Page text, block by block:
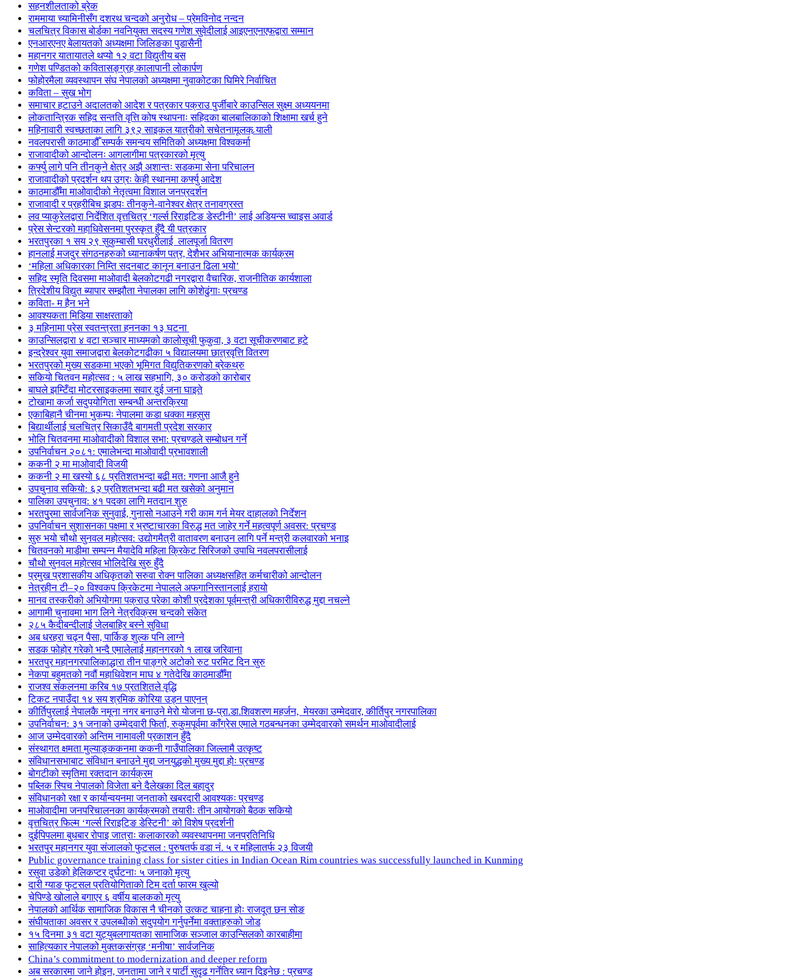
सहनशीलताको ब्रेक
राममाया च्यामिनीसँग दशरथ चन्दको अनुरोध – प्रेमविनोद नन्दन
चलचित्र विकास बोर्डका नवनियुक्त सदस्य गणेश सुवेदीलाई आइएनएनएफद्वारा सम्मान
एनआरएनए बेलायतको अध्यक्षमा जिलिङका पुडासैनी
महानगर यातायातले थप्यो १२ वटा विद्युतीय बस
गणेश पण्डितको कवितासङ्ग्रह कालापानी लोकार्पण
फोहोरमैला व्यवस्थापन संघ नेपालको अध्यक्षमा नुवाकोटका घिमिरे निर्वाचित
कविता – सुख भोग
समाचार हटाउने अदालतको आदेश र पत्रकार पक्राउ पुर्जीबारे काउन्सिल सुक्ष्म अध्ययनमा
लोकतान्त्रिक सहिद सन्तति वृत्ति कोष स्थापनाः सहिदका बालबालिकाको शिक्षामा खर्च हुने
महिनावारी स्वच्छताका लागि ३९२ साइकल यात्रीको सचेतनामूलक र्‍याली
नवलपरासी काठमाडौँ सम्पर्क समन्वय समितिको अध्यक्षमा विश्वकर्मा
राजावादीको आन्दोलनः आगलागीमा पत्रकारको मृत्यु
कर्फ्यु लागे पनि तीनकुने क्षेत्र अझै अशान्तः सडकमा सेना परिचालन
राजावादीको प्रदर्शन थप उग्रः केही स्थानमा कर्फ्यु आदेश
काठमाडौँमा माओवादीको नेतृत्वमा विशाल जनप्रदर्शन
राजावादी र प्रहरीबिच झडपः तीनकुने-वानेश्वर क्षेत्र तनावग्रस्त
लव प्याकुरेलद्वारा निर्देशित वृत्तचित्र ‘गर्ल्स रिराइटिङ डेस्टीनी’ लाई अडियन्स च्वाइस अवार्ड
प्रेस सेन्टरको महाधिवेसनमा पुरस्कृत हुँदै यी पत्रकार
भरतपुरका १ सय २९ सुकुम्बासी घरधुरीलाई लालपूर्जा वितरण
हानलाई मजदुर संगठनहरुको ध्यानाकर्षण पत्र, देशैभर अभियानात्मक कार्यक्रम
‘महिला अधिकारका निम्ति सदनबाट कानून बनाउन ढिला भयो’
सहिद स्मृति दिवसमा माओवादी बेलकोटगढी नगरद्वारा वैचारिक, राजनीतिक कार्यशाला
त्रिदेशीय विद्युत ब्यापार सम्झौता नेपालका लागि कोशेढुंगाः प्रचण्ड
कविता- म हैन भने
आवश्यकता मिडिया साक्षरताको
३ महिनामा प्रेस स्वतन्त्रता हननका १३ घटना
काउन्सिलद्वारा ४ वटा सञ्चार माध्यमको कालोसूची फुकुवा, ३ वटा सूचीकरणबाट हटे
इन्द्रेश्वर युवा समाजद्वारा बेलकोटगढीका ५ विद्यालयमा छात्रवृत्ति वितरण
भरतपुरको मुख्य सडकमा भएको भूमिगत विद्युतिकरणको ब्रेकथ्रु
सकियो चितवन महोत्सव : ५ लाख सहभागि, ३० करोडको कारोबार
बाघले झम्टिँदा मोटरसाइकलमा सवार दुई जना घाइते
टोखामा कर्जा सदुपयोगिता सम्बन्धी अन्तरक्रिया
एकाबिहानै चीनमा भुकम्पः नेपालमा कडा धक्का महसुस
बिद्यार्थीलाई चलचित्र सिकाउँदै बागमती प्रदेश सरकार
भोलि चितवनमा माओवादीको विशाल सभा: प्रचण्डले सम्बोधन गर्ने
उपनिर्वाचन २०८१: एमालेभन्दा माओवादी प्रभावशाली
ककनी २ मा माओवादी विजयी
ककनी २ मा खस्यो ६८ प्रतिशतभन्दा बढी मत: गणना आजै हुने
उपचुनाव सकियो: ६२ प्रतिशतभन्दा बढी मत खसेको अनुमान
पालिका उपचुनाव: ४१ पदका लागि मतदान शुरु
भरतपुुरमा सार्वजनिक सुनुवाई, गुनासो नआउने गरी काम गर्न मेयर दाहालको निर्देशन
उपनिर्वाचन सुशासनका पक्षमा र भ्रष्टाचारका विरुद्ध मत जाहेर गर्ने महत्वपूर्ण अवसर: प्रचण्ड
सुरु भयो चौथो सुनवल महोत्सव: उद्योगमैत्री वातावरण बनाउन लागि पर्ने मन्त्री कलवारको भनाइ
चितवनको माडीमा सम्पन्न मैयादेवि महिला क्रिकेट सिरिजको उपाधि नवलपरासीलाई
चौथो सुनवल महोत्सव भोलिदेखि सुरु हुँदै
प्रमुख प्रशासकीय अधिकृतको सरुवा रोक्न पालिका अध्यक्षसहित कर्मचारीको आन्दोलन
नेत्रहीन टी–२० विश्वकप क्रिकेटमा नेपालले अफगानिस्तानलाई हरायो
मानव तस्करीको अभियोगमा पक्राउ परेका कोशी प्रदेशका पूर्वमन्त्री अधिकारीविरुद्ध मुद्दा नचल्ने
आगामी चुनावमा भाग लिने नेत्रविक्रम चन्दको संकेत
२८५ कैदीबन्दीलाई जेलबाहिर बस्ने सुविधा
अब धरहरा चढ्न पैसा, पार्किङ शुल्क पनि लाग्ने
सडक फोहोर गरेको भन्दै एमालेलाई महानगरको १ लाख जरिवाना
भरतपुर महानगरपालिकाद्धारा तीन पाङ्ग्रे अटोको रुट परमिट दिन सुरु
नेकपा बहुमतको नवौं महाधिवेशन माघ ४ गतेदेखि काठमाडौँमा
राजश्व संकलनमा करिब १७ प्रतशितले वृद्धि
टिकट नपाउँदा १४ सय श्रमिक कोरिया उड्न पाएनन्
कीर्तिपुरलाई नेपालकै नमूना नगर बनाउने मेरो योजना छ-प्रा.डा.शिवशरण महर्जन, मेयरका उम्मेदवार, कीर्तिपुर नगरपालिका
उपनिर्वाचन: ३१ जनाको उम्मेदवारी फिर्ता, रुकुमपूर्वमा काँग्रेस एमाले गठबन्धनका उम्मेदवारको समर्थन माओवादीलाई
आज उम्मेदवारको अन्तिम नामावली प्रकाशन हुँदै
संस्थागत क्षमता मुल्याङ्ककनमा ककनी गाउँपालिका जिल्लामै उत्कृष्ट
संविधानसभाबाट संविधान बनाउने मुद्दा जनयुद्धको मुख्य मुद्दा होः प्रचण्ड
बोगटीको स्मृतिमा रक्तदान कार्यक्रम
पब्लिक स्पिच नेपालको विजेता बने दैलेखका दिल बहादुर
संविधानको रक्षा र कार्यान्वयनमा जनताको खबरदारी आवश्यकः प्रचण्ड
माओवादीमा जनपरिचालनका कार्यक्रमको तयारीः तीन आयोगको बैठक सकियो
वृत्तचित्र फिल्म ‘गर्ल्स रिराइटिङ डेस्टिनी’ को विशेष प्रदर्शनी
दुईपिपलमा बुधबार रोपाइ जात्राः कलाकारको व्यवस्थापनमा जनप्रतिनिधि
भरतपुर महानगर युवा संजालको फुटसल : पुरुषतर्फ वडा नं. ५ र महिलातर्फ २३ विजयी
Public governance training class for sister cities in Indian Ocean Rim countries was successfully launched in Kunming
रसुवा उडेको हेलिकप्टर दुर्घटनाः ५ जनाको मृत्यु
दारी ग्याङ फुटसल प्रतियोगिताको टिम दर्ता फारम खुल्यो
चेपिण्डे खोलाले बगाएर ६ वर्षीय बालकको मृत्यु
नेपालको आर्थिक सामाजिक विकास नै चीनको उत्कट चाहना होः राजदूत छन सोङ
संघीयताका अवसर र उपलब्धीको सदुपयोग गर्नुपर्नेमा वक्ताहरुको जोड
१५ दिनमा ३१ वटा युट्युबलगायतका सामाजिक सञ्जाल काउन्सिलको कारबाहीमा
साहित्यकार नेपालको मुक्तकसंग्रह ‘मनीषा’ सार्वजनिक
China’s commitment to modernization and deeper reform
अब सरकारमा जाने होइन, जनतामा जाने र पार्टी सुदृढ गर्नेतिर ध्यान दिइनेछ : प्रचण्ड